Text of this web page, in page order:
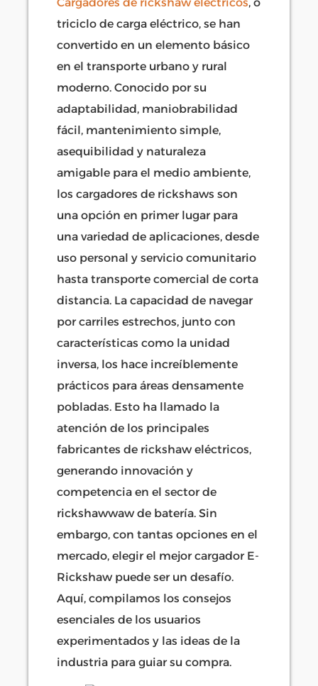
triciclo de carga eléctrico, se han
convertido en un elemento básico
en el transporte urbano y rural
moderno. Conocido por su
adaptabilidad, maniobrabilidad
fácil, mantenimiento simple,
asequibilidad y naturaleza
amigable para el medio ambiente,
los cargadores de rickshaws son
una opción en primer lugar para
una variedad de aplicaciones, desde
uso personal y servicio comunitario
hasta transporte comercial de corta
distancia. La capacidad de navegar
por carriles estrechos, junto con
características como la unidad
inversa, los hace increíblemente
prácticos para áreas densamente
pobladas. Esto ha llamado la
atención de los principales
fabricantes de rickshaw eléctricos,
generando innovación y
competencia en el sector de
rickshawwaw de batería. Sin
embargo, con tantas opciones en el
mercado, elegir el mejor cargador E-
Rickshaw puede ser un desafío.
Aquí, compilamos los consejos
esenciales de los usuarios
experimentados y las ideas de la
industria para guiar su compra.